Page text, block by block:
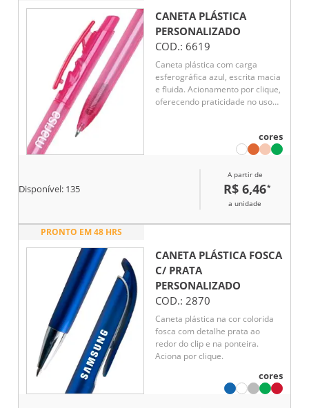
CANETA PLÁSTICA
PERSONALIZADO
COD.: 6619
Caneta plástica com carga
esferográfica azul, escrita macia
e fluida. Acionamento por clique,
oferecendo praticidade no uso
cores
Disponível: 135
A partir de
R$ 6,46*
a unidade
PRONTO EM 48 HRS
CANETA PLÁSTICA FOSCA
C/ PRATA
PERSONALIZADO
COD.: 2870
Caneta plástica na cor colorida
fosca com detalhe prata ao
redor do clip e na ponteira.
Aciona por clique.
cores